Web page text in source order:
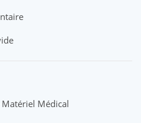
Médical